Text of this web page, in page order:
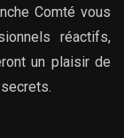
Comté vous
réactifs,
un plaisir de